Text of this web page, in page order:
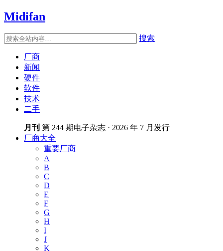
Midifan
搜索
厂商
新闻
硬件
软件
技术
二手
月刊 第 244 期电子杂志 · 2026 年 7 月发行
厂商大全
重要厂商
A
B
C
D
E
F
G
H
I
J
K